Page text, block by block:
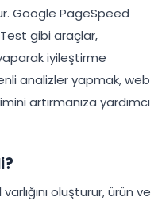
Google PageSpeed
gibi araçlar,
iyileştirme
analizler yapmak, web
artırmanıza yardımcı
oluşturur, ürün ve